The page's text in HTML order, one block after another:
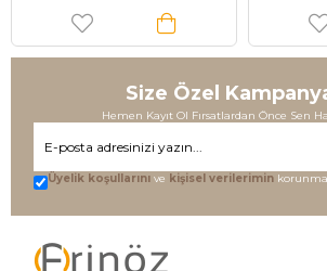
Size Özel
Hemen Kayıt Ol Fırsatlardan Önce Sen
Üyelik koşullarını ve kişisel verilerimin